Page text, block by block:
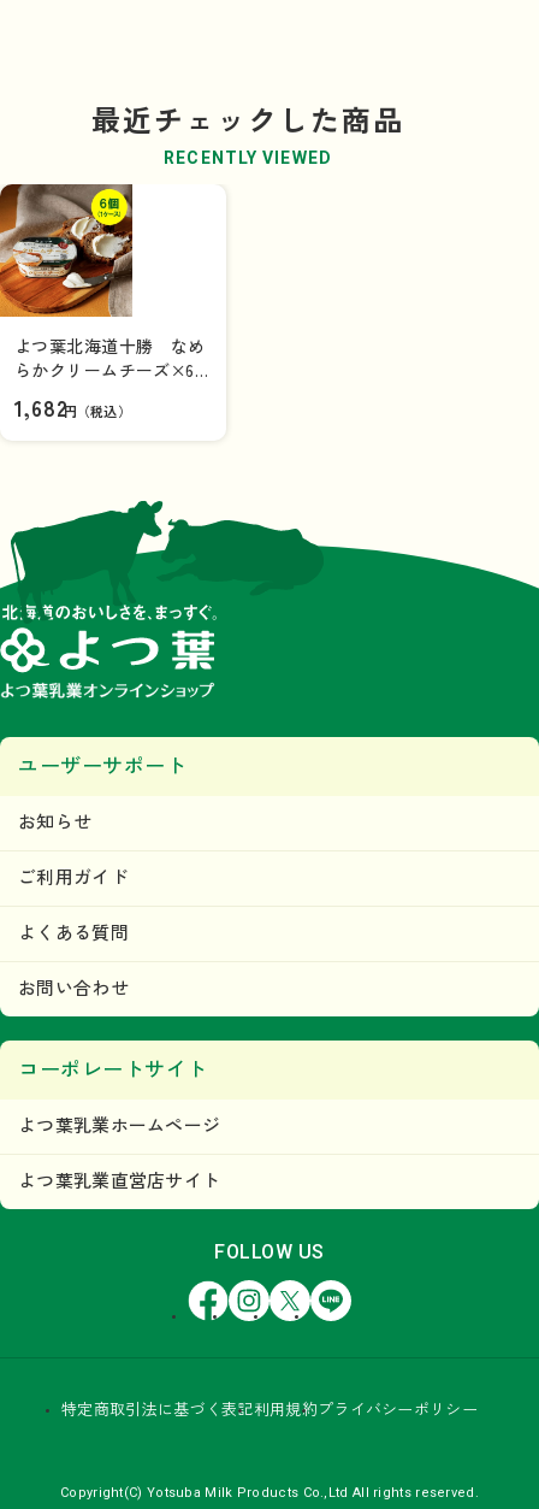
最近チェックした商品
RECENTLY VIEWED
よつ葉北海道十勝 なめ
らかクリームチーズ×6
1,682円（税込）
ユーザーサポート
お知らせ
ご利用ガイド
よくある質問
お問い合わせ
コーポレートサイト
よつ葉乳業ホームページ
よつ葉乳業直営店サイト
FOLLOW US
FacebookInstagram
X LINE
特定商取引法に基づく表記利用規約 プライバシーポリシー
Copyright(C) Yotsuba Milk Products Co.,Ltd All rights reserved.